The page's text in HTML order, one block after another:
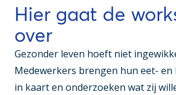
Hier gaat de
over
Gezonder leven hoeft niet
Medewerkers brengen hun eet-
in kaart en onderzoeken wat zij